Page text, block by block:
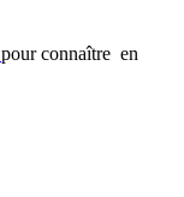
pour connaître en